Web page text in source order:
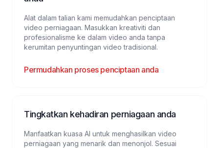
Alat dalam talian kami memudahkan penciptaan
video perniagaan. Masukkan kreativiti dan
profesionalisme ke dalam video anda tanpa
kerumitan penyuntingan video tradisional.
Permudahkan proses penciptaan anda
Tingkatkan kehadiran perniagaan anda
Manfaatkan kuasa AI untuk menghasilkan video
perniagaan yang menarik dan menonjol. Sesuai